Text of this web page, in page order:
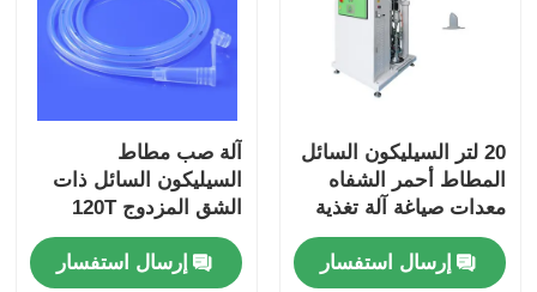
20 لتر السيليكون السائل
المطاط أحمر الشفاه
معدات صياغة آلة تغذية
السيليكون
إرسال استفسار
آلة صب مطاط
السيليكون السائل ذات
الشق المزدوج 120T
العمودية
إرسال استفسار